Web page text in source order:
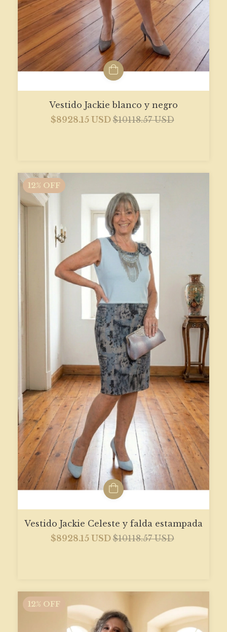
Vestido Jackie blanco y negro
$8928.15 USD$10118.57 USD
12% OFF
Vestido Jackie Celeste y falda estampada
$8928.15 USD$10118.57 USD
12% OFF